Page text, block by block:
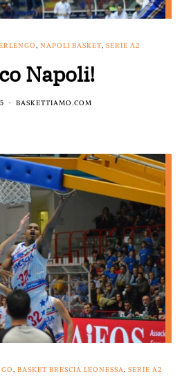
, NAPOLI BASKET, SERIE A2
Napoli!
BASKETTIAMO.COM
, BASKET BRESCIA LEONESSA, SERIE A2